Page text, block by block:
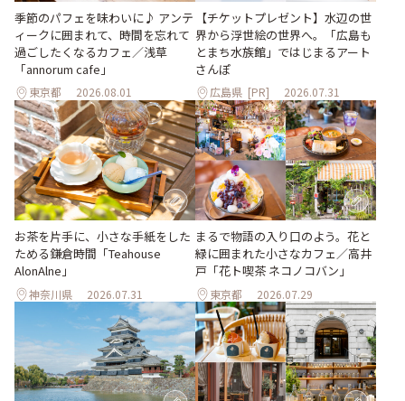
季節のパフェを味わいに♪ アンテ
ィークに囲まれて、時間を忘れて
過ごしたくなるカフェ／浅草
「annorum cafe」
東京都 2026.08.01
【チケットプレゼント】水辺の世
界から浮世絵の世界へ。「広島も
とまち水族館」ではじまるアート
さんぽ
広島県 [PR] 2026.07.31
お茶を片手に、小さな手紙をした
ためる鎌倉時間「Teahouse
AlonAlne」
神奈川県 2026.07.31
まるで物語の入り口のよう。花と
緑に囲まれた小さなカフェ／高井
戸「花ト喫茶 ネコノコバン」
東京都 2026.07.29